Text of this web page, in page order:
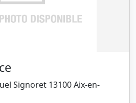
Signoret 13100 Aix-en-